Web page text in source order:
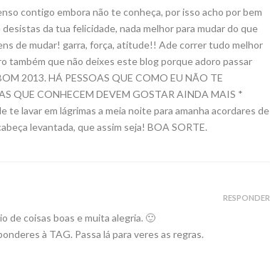
contigo embora não te conheça, por isso acho por bem
da tua felicidade, nada melhor para mudar do que
de mudar! garra, força, atitude!! Ade correr tudo melhor
também que não deixes este blog porque adoro passar
2013. HÁ PESSOAS QUE COMO EU NÃO TE
QUE CONHECEM DEVEM GOSTAR AINDA MAIS *
te lavar em lágrimas a meia noite para amanha acordares de
levantada, que assim seja! BOA SORTE.
de coisas boas e muita alegria. 🙂
à TAG. Passa lá para veres as regras.
RESPONDER